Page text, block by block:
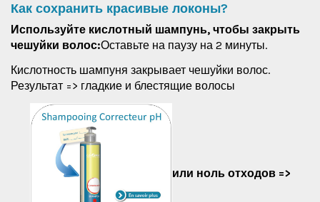
Как сохранить красивые локоны?
Используйте кислотный шампунь, чтобы закрыть
чешуйки волос:Оставьте на паузу на 2 минуты.
Кислотность шампуня закрывает чешуйки волос.
Результат => гладкие и блестящие волосы
или ноль отходов =>